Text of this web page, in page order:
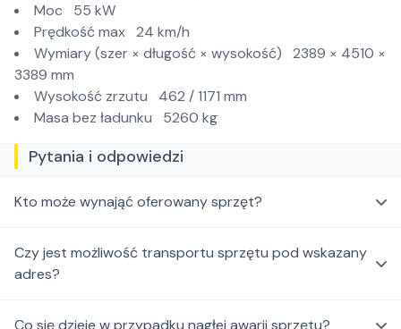
Moc 55 kW
Prędkość max 24 km/h
Wymiary (szer × długość × wysokość) 2389 × 4510 ×
3389 mm
Wysokość zrzutu 462 / 1171 mm
Masa bez ładunku 5260 kg
Pytania i odpowiedzi
Kto może wynająć oferowany sprzęt?
Czy jest możliwość transportu sprzętu pod wskazany
adres?
Co się dzieje w przypadku nagłej awarii sprzętu?